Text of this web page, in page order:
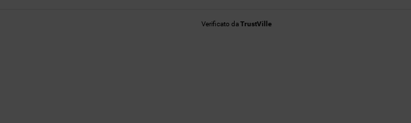
Verificato daTrustVille